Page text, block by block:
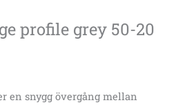
profile grey 50-20
en snygg övergång mellan